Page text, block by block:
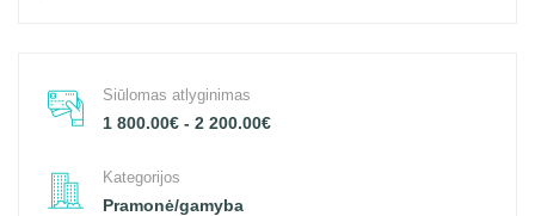
Siūlomas atlyginimas
1 800.00€ - 2 200.00€
Kategorijos
Pramonė/gamyba